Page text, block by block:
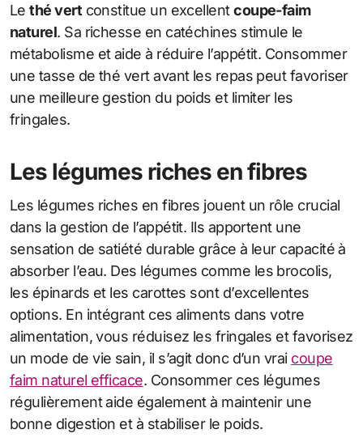
Lethé vert constitue un excellentcoupe-faim
naturel. Sa richesse en catéchines stimule le
métabolisme et aide à réduire l’appétit. Consommer
une tasse de thé vert avant les repas peut favoriser
une meilleure gestion du poids et limiter les
fringales.
Les légumes riches en fibres
Les légumes riches en fibres jouent un rôle crucial
dans la gestion de l’appétit. Ils apportent une
sensation de satiété durable grâce à leur capacité à
absorber l’eau. Des légumes comme les brocolis,
les épinards et les carottes sont d’excellentes
options. En intégrant ces aliments dans votre
alimentation, vous réduisez les fringales et favorisez
un mode de vie sain, il s’agit donc d’un vrai coupe
faim naturel efficace. Consommer ces légumes
régulièrement aide également à maintenir une
bonne digestion et à stabiliser le poids.